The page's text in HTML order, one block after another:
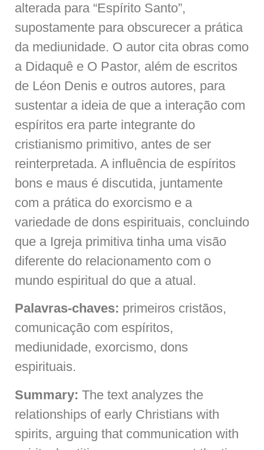
alterada para “Espírito Santo”,
supostamente para obscurecer a prática
da mediunidade. O autor cita obras como
a Didaquê e O Pastor, além de escritos
de Léon Denis e outros autores, para
sustentar a ideia de que a interação com
espíritos era parte integrante do
cristianismo primitivo, antes de ser
reinterpretada. A influência de espíritos
bons e maus é discutida, juntamente
com a prática do exorcismo e a
variedade de dons espirituais, concluindo
que a Igreja primitiva tinha uma visão
diferente do relacionamento com o
mundo espiritual do que a atual.
Palavras-chaves: primeiros cristãos,
comunicação com espíritos,
mediunidade, exorcismo, dons
espirituais.
Summary: The text analyzes the
relationships of early Christians with
spirits, arguing that communication with